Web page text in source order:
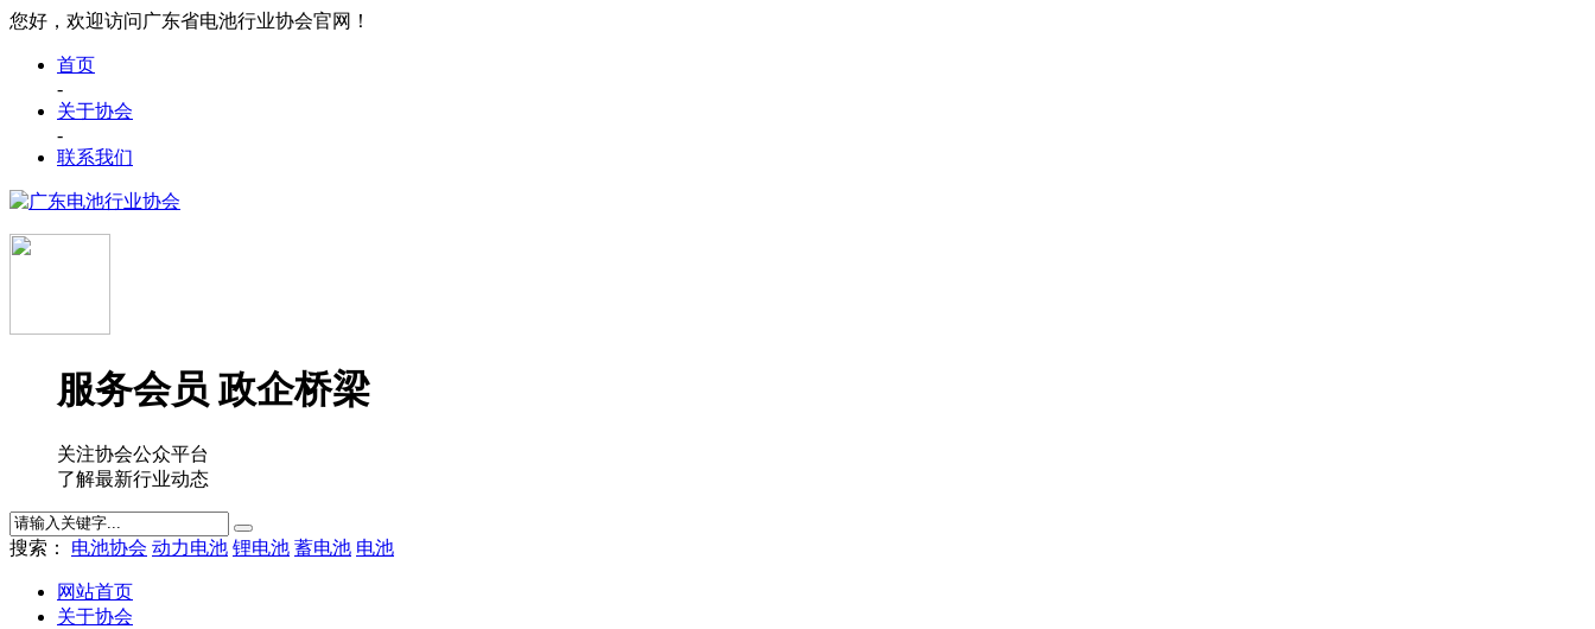
您好，欢迎访问广东省电池行业协会官网！
首页
-
关于协会
-
联系我们
服务会员 政企桥梁
关注协会公众平台
了解最新行业动态
搜索： 电池协会 动力电池 锂电池 蓄电池 电池
网站首页
关于协会